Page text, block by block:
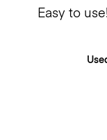
Easy to